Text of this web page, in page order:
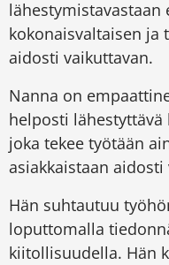
kokonaisvaltaisen ja
aidosti vaikuttavan.
Nanna on
helposti
joka tekee työtään
asiakkaistaan aidosti
Hän suhtautuu
loputtomalla
kiitollisuudella. Hän